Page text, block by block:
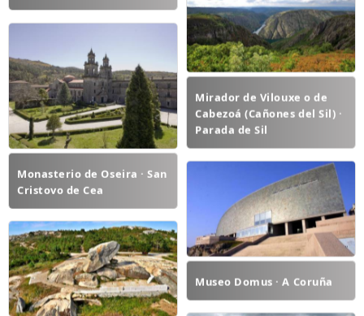
Mirador de Vilouxe o de
Cabezoá (Cañones del Sil) ·
Parada de Sil
Monasterio de Oseira · San
Cristovo de Cea
Museo Domus · A Coruña